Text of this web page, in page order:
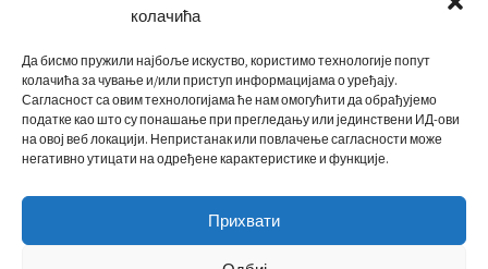
колачића
Да бисмо пружили најбоље искуство, користимо технологије попут
колачића за чување и/или приступ информацијама о уређају.
Сагласност са овим технологијама ће нам омогућити да обрађујемо
податке као што су понашање при прегледању или јединствени ИД-ови
на овој веб локацији. Непристанак или повлачење сагласности може
негативно утицати на одређене карактеристике и функције.
Прихвати
Evropska kajakaška asocijacija (ECA)
Rezultati na nacionalnim takmičenjima
Rezultati na međunarodnim takmičenjima
Kontakt